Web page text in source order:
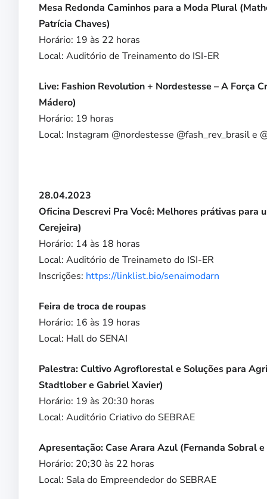
Mesa Redonda Caminhos para a Moda Plural
Patrícia Chaves)
Horário: 19 às 22 horas
Local: Auditório de Treinamento do ISI-ER
Live: Fashion Revolution + Nordestesse – A Força
Mádero)
Horário: 19 horas
Local: Instagram @nordestesse @fash_rev_brasil e
28.04.2023
Oficina Descrevi Pra Você: Melhores prátivas para
Cerejeira)
Horário: 14 às 18 horas
Local: Auditório de Treinameto do ISI-ER
Inscrições: https://linklist.bio/senaimodarn
Feira de troca de roupas
Horário: 16 às 19 horas
Local: Hall do SENAI
Palestra: Cultivo Agroflorestal e Soluções para
Stadtlober e Gabriel Xavier)
Horário: 19 às 20:30 horas
Local: Auditório Criativo do SEBRAE
Apresentação: Case Arara Azul (Fernanda Sobral
Horário: 20;30 às 22 horas
Local: Sala do Empreendedor do SEBRAE